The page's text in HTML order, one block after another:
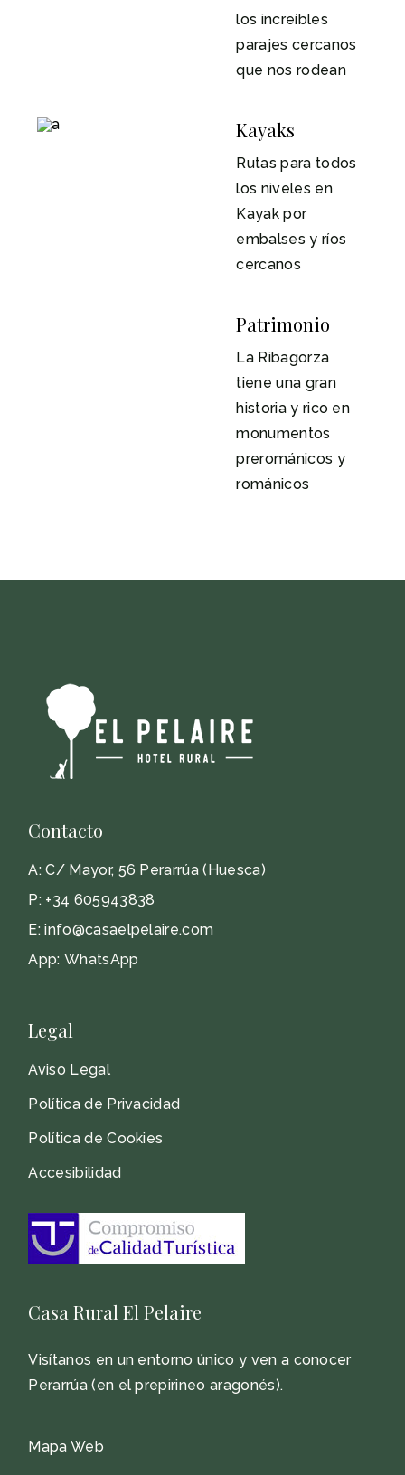
los increíbles
parajes cercanos
que nos rodean
Kayaks
Rutas para todos
los niveles en
Kayak por
embalses y ríos
cercanos
Patrimonio
La Ribagorza
tiene una gran
historia y rico en
monumentos
prerománicos y
románicos
Contacto
A:C/ Mayor, 56 Perarrúa (Huesca)
P: +34 605943838
E:info@casaelpelaire.com
App: WhatsApp
Legal
Aviso Legal
Política de Privacidad
Política de Cookies
Accesibilidad
Casa Rural El Pelaire
Visítanos en un entorno único y ven a conocer
Perarrúa (en el prepirineo aragonés).
Mapa Web